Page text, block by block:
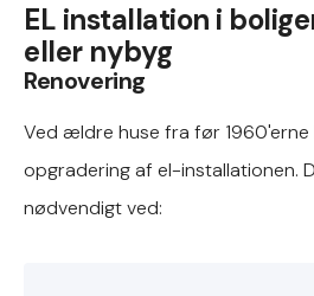
EL installation i
eller nybyg
Renovering
Ved ældre huse fra før
opgradering af el-installationen.
nødvendigt ved: